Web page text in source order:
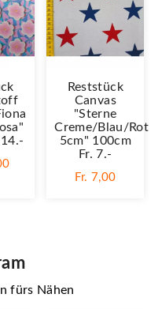
Reststück
Canvas
"Sterne
Creme/blau/rot
5cm" 100cm
Fr. 7.-
Fr. 7,00
fürs Nähen